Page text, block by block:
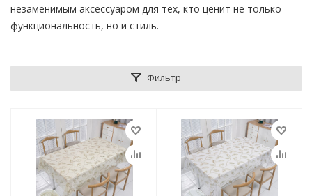
незаменимым аксессуаром для тех, кто ценит не только
функциональность, но и стиль.
Фильтр